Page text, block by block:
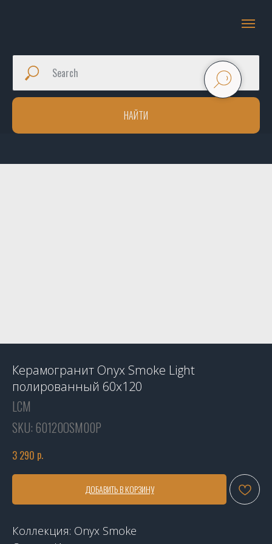
НАЙТИ
Керамогранит Onyx Smoke Light
полированный 60x120
LCM
SKU: 60120OSM00P
3 290 р.
ДОБАВИТЬ В КОРЗИНУ
Коллекция: Onyx Smoke